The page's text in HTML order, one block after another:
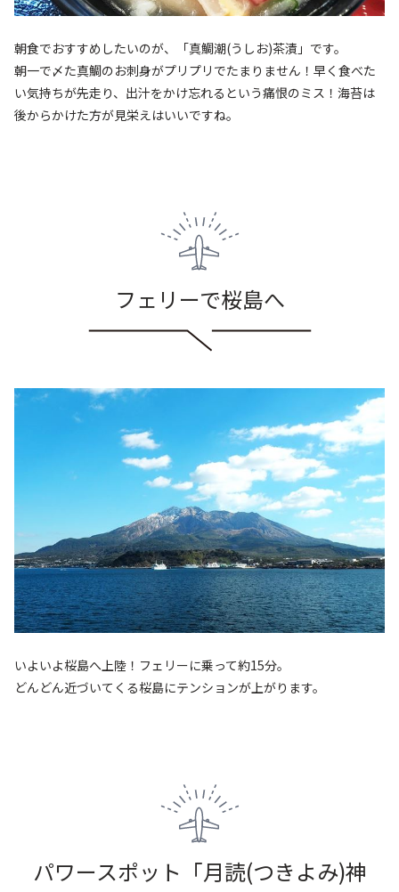
朝食でおすすめしたいのが、「真鯛潮(うしお)茶漬」です。
朝一で〆た真鯛のお刺身がプリプリでたまりません！早く食べた
い気持ちが先走り、出汁をかけ忘れるという痛恨のミス！海苔は
後からかけた方が見栄えはいいですね。
フェリーで桜島へ
いよいよ桜島へ上陸！フェリーに乗って約15分。
どんどん近づいてくる桜島にテンションが上がります。
パワースポット「月読(つきよみ)神